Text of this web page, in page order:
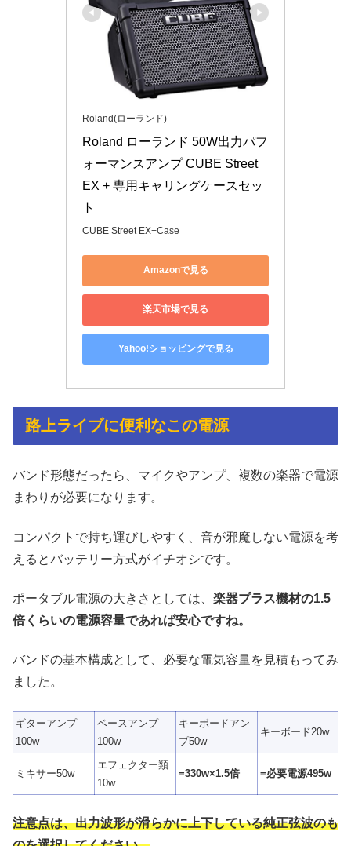
Roland(ローランド)
Roland ローランド 50W出力パフ
ォーマンスアンプ CUBE Street
EX + 専用キャリングケースセッ
ト
CUBE Street EX+Case
Amazonで見る
楽天市場で見る
Yahoo!ショッピングで見る
路上ライブに便利なこの電源
バンド形態だったら、マイクやアンプ、複数の楽器で電源
まわりが必要になります。
コンパクトで持ち運びしやすく、音が邪魔しない電源を考
えるとバッテリー方式がイチオシです。
ポータブル電源の大きさとしては、 楽器プラス機材の1.5
倍くらいの電源容量であれば安心ですね。
バンドの基本構成として、必要な電気容量を見積もってみ
ました。
ギターアンプ
100w
ベースアンプ
100w
キーボードアン
プ50w
キーボード20w
ミキサー50w
エフェクター類
10w
=330w×1.5倍 =必要電源495w
注意点は、出力波形が滑らかに上下している純正弦波のも